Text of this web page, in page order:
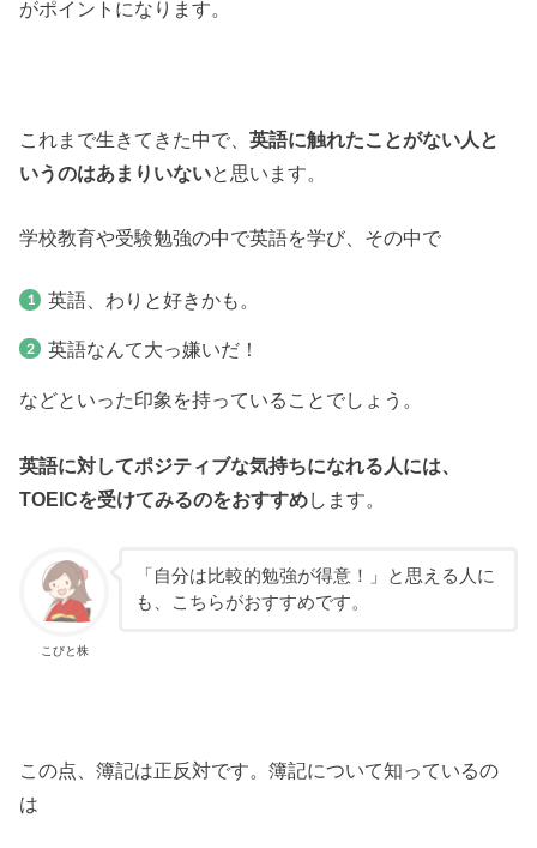
がポイントになります。
これまで生きてきた中で、英語に触れたことがない人と
いうのはあまりいないと思います。
学校教育や受験勉強の中で英語を学び、その中で
英語、わりと好きかも。
英語なんて大っ嫌いだ！
などといった印象を持っていることでしょう。
英語に対してポジティブな気持ちになれる人には、
TOEICを受けてみるのをおすすめします。
こびと株
「自分は比較的勉強が得意！」と思える人に
も、こちらがおすすめです。
この点、簿記は正反対です。簿記について知っているの
は